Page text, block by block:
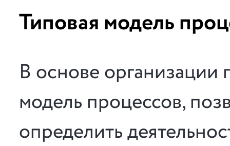
Типовая модель
В основе организации
модель процессов,
определить